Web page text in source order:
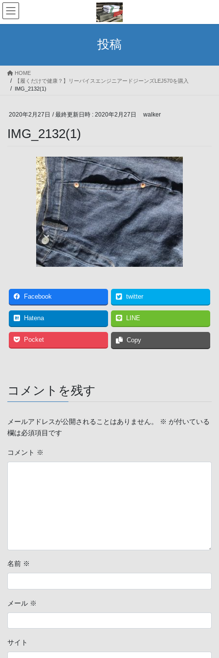
コ
ン
テ
ス
ナ
ビ
ゲ
ン
投稿
HOME
【履くだけで健康？】リーバイスエンジニアードジーンズLEJ570を購入
IMG_2132(1)
2020年2月27日 / 最終更新日時 : 2020年2月27日 walker
IMG_2132(1)
Facebook twitter
Hatena LINE
Pocket Copy
コメントを残す
メールアドレスが公開されることはありません。 ※ が付いている
欄は必須項目です
コメント ※
名前 ※
メール ※
サイト